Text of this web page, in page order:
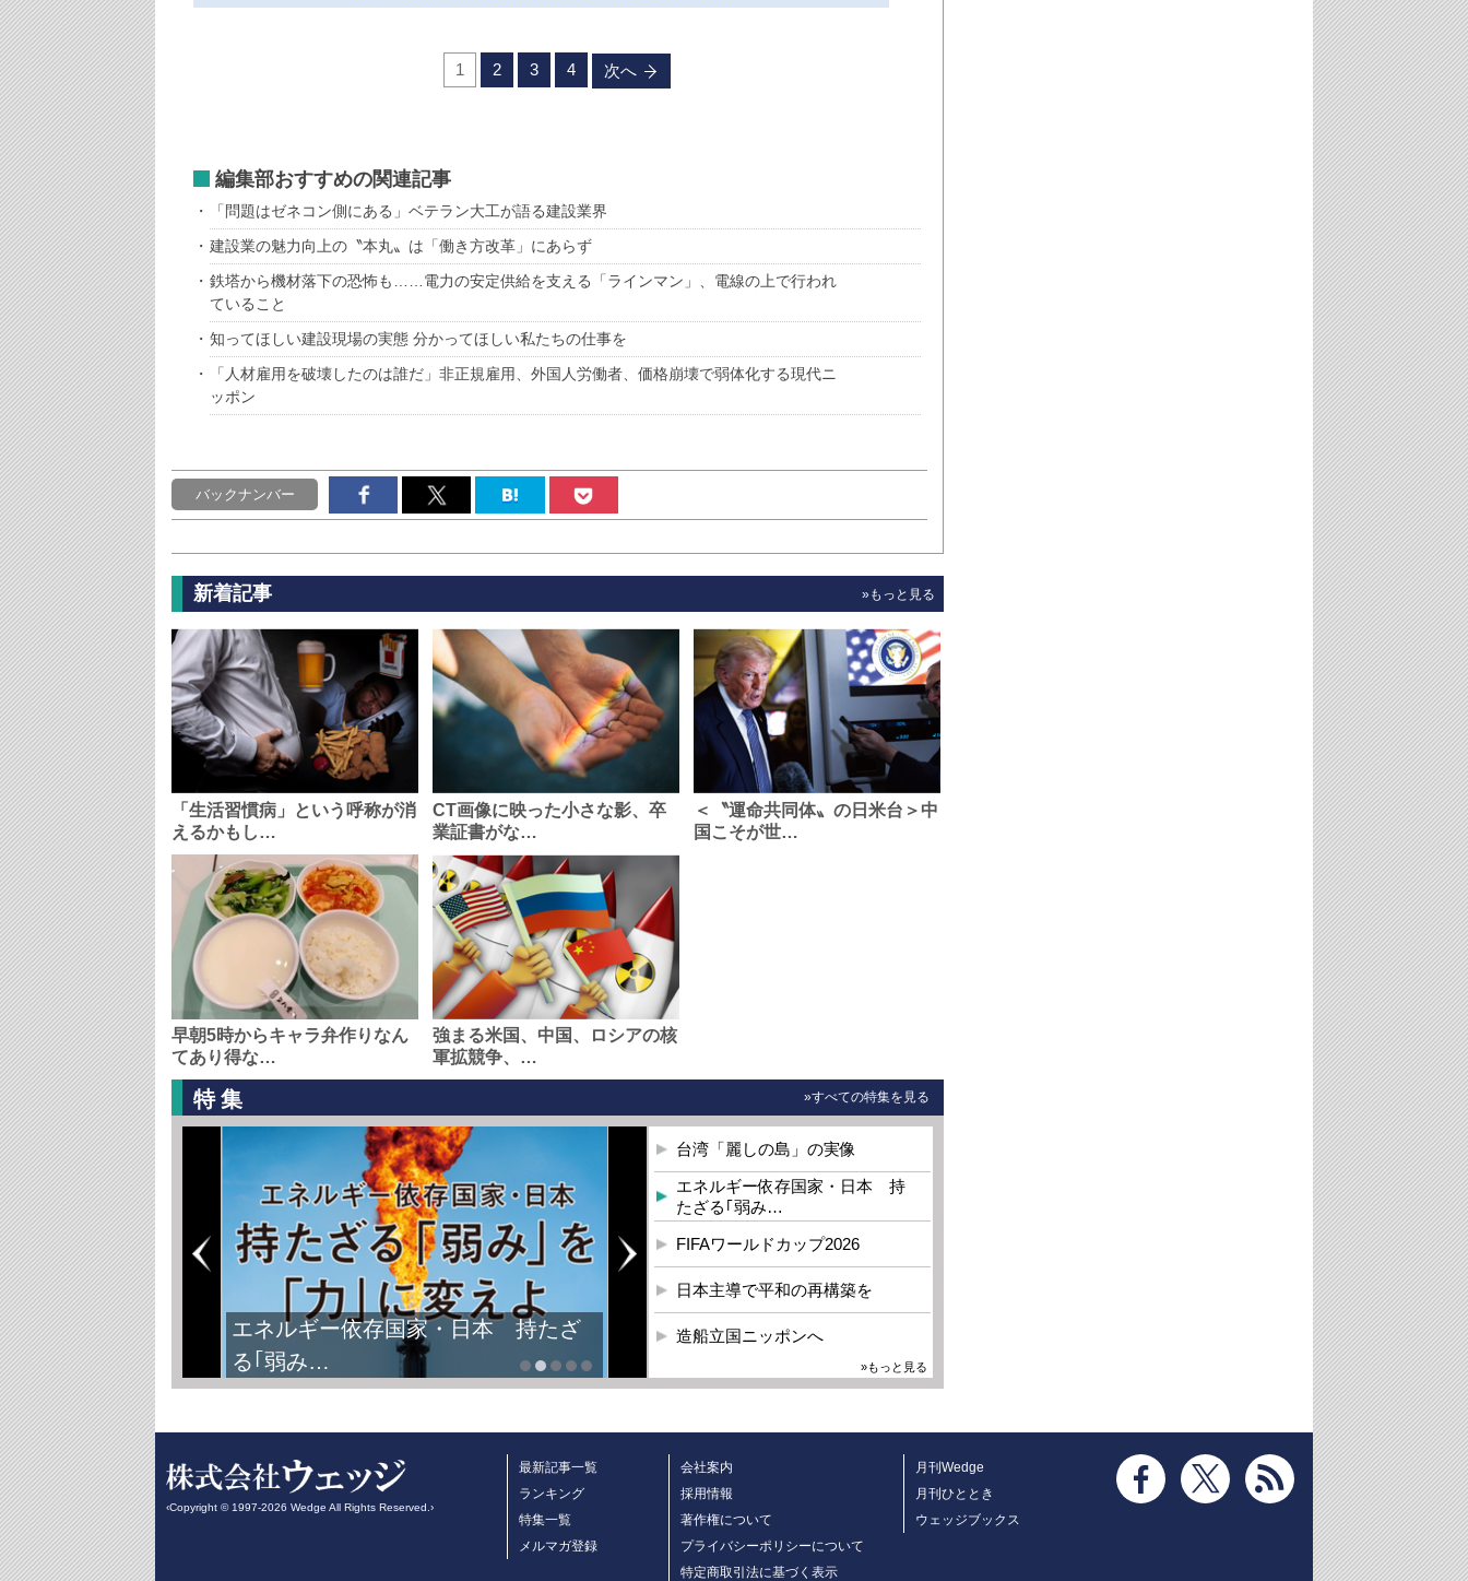
1 2 3 4 次へ
編集部おすすめの関連記事
「問題はゼネコン側にある」ベテラン大工が語る建設業界
建設業の魅力向上の〝本丸〟は「働き方改革」にあらず
鉄塔から機材落下の恐怖も……電力の安定供給を支える「ラインマン」、電線の上で行われ
ていること
知ってほしい建設現場の実態 分かってほしい私たちの仕事を
「人材雇用を破壊したのは誰だ」非正規雇用、外国人労働者、価格崩壊で弱体化する現代ニ
ッポン
バックナンバー
新着記事 »もっと見る
「生活習慣病」という呼称が消
えるかもし…
CT画像に映った小さな影、卒
業証書がな…
＜〝運命共同体〟の日米台＞中
国こそが世…
早朝5時からキャラ弁作りなん
てあり得な…
強まる米国、中国、ロシアの核
軍拡競争、…
特集 »すべての特集を見る
エネルギー依存国家・日本 持たざ
る｢弱み…
台湾「麗しの島」の実像
エネルギー依存国家・日本 持
たざる｢弱み…
FIFAワールドカップ2026
日本主導で平和の再構築を
造船立国ニッポンへ
»もっと見る
‹Copyright © 1997-2026 Wedge All Rights Reserved.›
最新記事一覧
ランキング
特集一覧
メルマガ登録
会社案内
採用情報
著作権について
プライバシーポリシーについて
特定商取引法に基づく表示
月刊Wedge
月刊ひととき
ウェッジブックス